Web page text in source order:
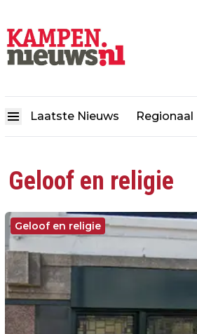
Laatste Nieuws Regionaal
Geloof en religie
Geloof en religie